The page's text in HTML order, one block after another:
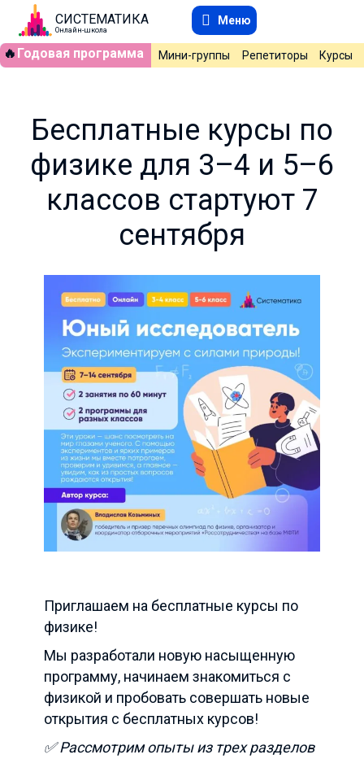
СИСТЕМАТИКА
Онлайн-школа
Меню
🔥 Годовая программа Мини-группы Репетиторы Курсы
Бесплатные курсы по
физике для 3–4 и 5–6
классов стартуют 7
сентября
Приглашаем на бесплатные курсы по
физике!
Мы разработали новую насыщенную
программу, начинаем знакомиться с
физикой и пробовать совершать новые
открытия с бесплатных курсов!
✅ Рассмотрим опыты из трех разделов